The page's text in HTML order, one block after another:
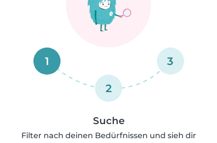
1
2
3
Suche
Filter nach deinen Bedürfnissen und sieh dir